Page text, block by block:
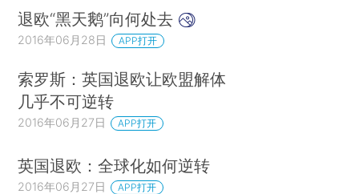
退欧“黑天鹅”向何处去
2016年06月28日 APP打开
索罗斯：英国退欧让欧盟解体
几乎不可逆转
2016年06月27日 APP打开
英国退欧：全球化如何逆转
2016年06月27日 APP打开